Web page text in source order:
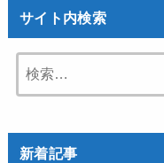
サイト内検索
新着記事